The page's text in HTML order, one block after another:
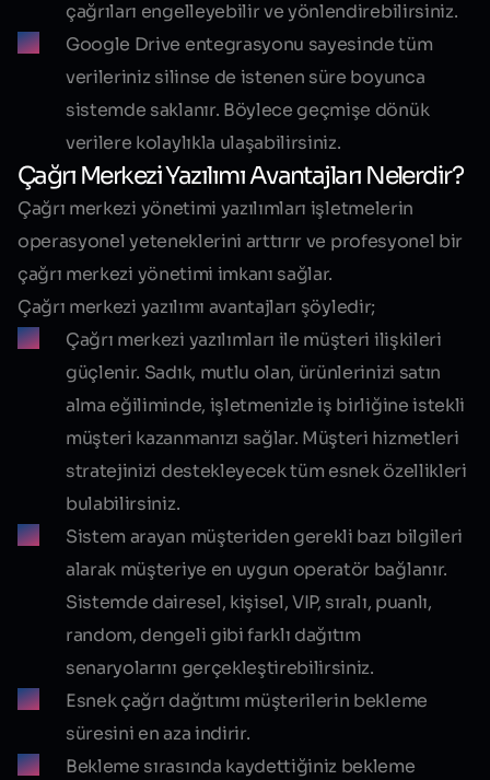
çağrıları engelleyebilir ve yönlendirebilirsiniz.
Google Drive entegrasyonu sayesinde tüm
verileriniz silinse de istenen süre boyunca
sistemde saklanır. Böylece geçmişe dönük
verilere kolaylıkla ulaşabilirsiniz.
Çağrı Merkezi Yazılımı Avantajları Nelerdir?
Çağrı merkezi yönetimi yazılımları işletmelerin
operasyonel yeteneklerini arttırır ve profesyonel bir
çağrı merkezi yönetimi imkanı sağlar.
Çağrı merkezi yazılımı avantajları şöyledir;
Çağrı merkezi yazılımları ile müşteri ilişkileri
güçlenir. Sadık, mutlu olan, ürünlerinizi satın
alma eğiliminde, işletmenizle iş birliğine istekli
müşteri kazanmanızı sağlar. Müşteri hizmetleri
stratejinizi destekleyecek tüm esnek özellikleri
bulabilirsiniz.
Sistem arayan müşteriden gerekli bazı bilgileri
alarak müşteriye en uygun operatör bağlanır.
Sistemde dairesel, kişisel, VIP, sıralı, puanlı,
random, dengeli gibi farklı dağıtım
senaryolarını gerçekleştirebilirsiniz.
Esnek çağrı dağıtımı müşterilerin bekleme
süresini en aza indirir.
Bekleme sırasında kaydettiğiniz bekleme